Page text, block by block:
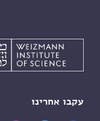
עקבו אחרינו